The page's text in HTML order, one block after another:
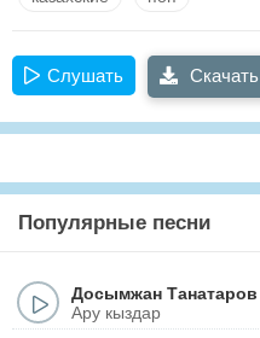
Слушать Скачать
Популярные песни
Досымжан Танатаров
Ару кыздар